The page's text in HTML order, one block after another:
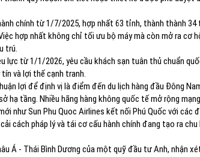
chính từ 1/7/2025, hợp nhất 63 tỉnh, thành thành
hợp nhất không chỉ tối ưu bộ máy mà còn mở ra cơ
trú.
lực từ 1/1/2026, yêu cầu khách sạn tuân thủ chuẩn
tín và lợi thế cạnh tranh.
lợi để định vị là điểm đến du lịch hàng đầu Đông
hạ tầng. Nhiều hãng hàng không quốc tế mở rộng
như Sun Phu Quoc Airlines kết nối Phú Quốc với các
cách pháp lý và tái cơ cấu hành chính đang tạo ra
Á - Thái Bình Dương của một quỹ đầu tư Anh, nhận